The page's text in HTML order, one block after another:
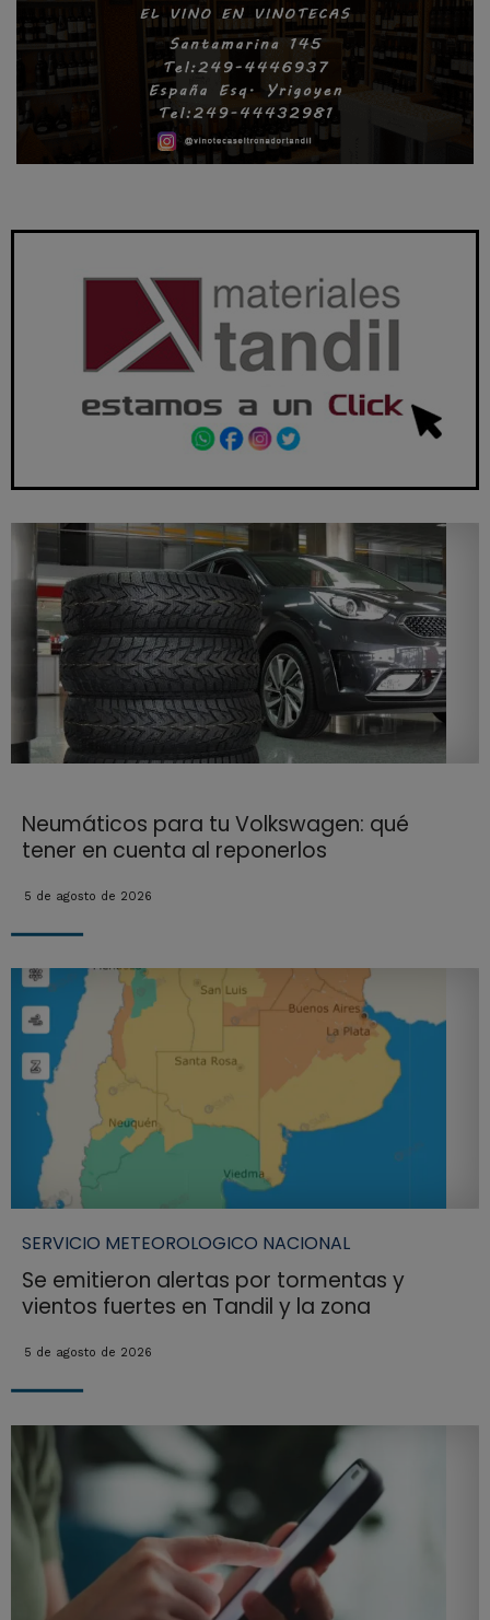
Neumáticos para tu Volkswagen: qué
tener en cuenta al reponerlos
5 de agosto de 2026
SERVICIO METEOROLOGICO NACIONAL
Se emitieron alertas por tormentas y
vientos fuertes en Tandil y la zona
5 de agosto de 2026